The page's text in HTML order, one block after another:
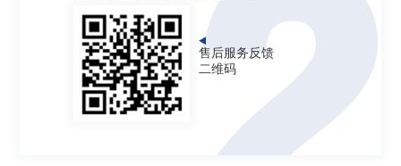
售后服务反馈
二维码